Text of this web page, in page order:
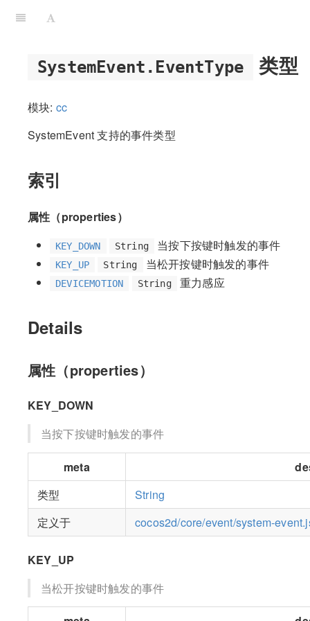
SystemEvent.EventType 类型
模块: cc
SystemEvent 支持的事件类型
索引
属性（properties）
KEY_DOWN String 当按下按键时触发的事件
KEY_UP String 当松开按键时触发的事件
DEVICEMOTION String 重力感应
Details
属性（properties）
KEY_DOWN
当按下按键时触发的事件
meta
类型
String
定义于
cocos2d/core/event/system-
KEY_UP
当松开按键时触发的事件